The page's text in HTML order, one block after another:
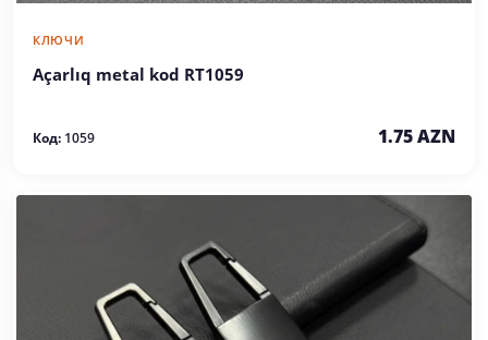
КЛЮЧИ
Açarlıq metal kod RT1059
Код: 1059 1.75 AZN